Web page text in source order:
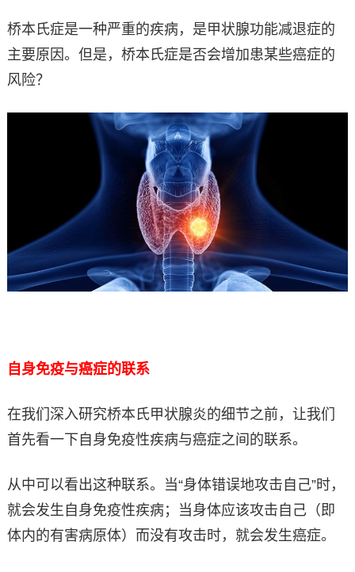
桥本氏症是一种严重的疾病，是甲状腺功能减退症的
主要原因。但是，桥本氏症是否会增加患某些癌症的
风险？
自身免疫与癌症的联系
在我们深入研究桥本氏甲状腺炎的细节之前，让我们
首先看一下自身免疫性疾病与癌症之间的联系。
从中可以看出这种联系。当“身体错误地攻击自己”时，
就会发生自身免疫性疾病；当身体应该攻击自己（即
体内的有害病原体）而没有攻击时，就会发生癌症。